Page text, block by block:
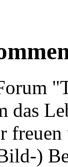
das
freuen
)